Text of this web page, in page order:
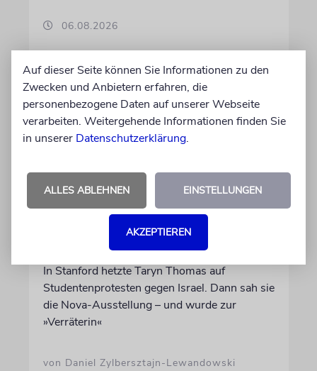
06.08.2026
Seitenwechsel
In Stanford hetzte Taryn Thomas auf
Studentenprotesten gegen Israel. Dann sah sie
die Nova-Ausstellung – und wurde zur
»Verräterin«
von Daniel Zylbersztajn-Lewandowski
Auf dieser Seite können Sie Informationen zu den
Zwecken und Anbietern erfahren, die
personenbezogene Daten auf unserer Webseite
verarbeiten. Weitergehende Informationen finden Sie
in unserer Datenschutzerklärung.
ALLES ABLEHNEN EINSTELLUNGEN
AKZEPTIEREN